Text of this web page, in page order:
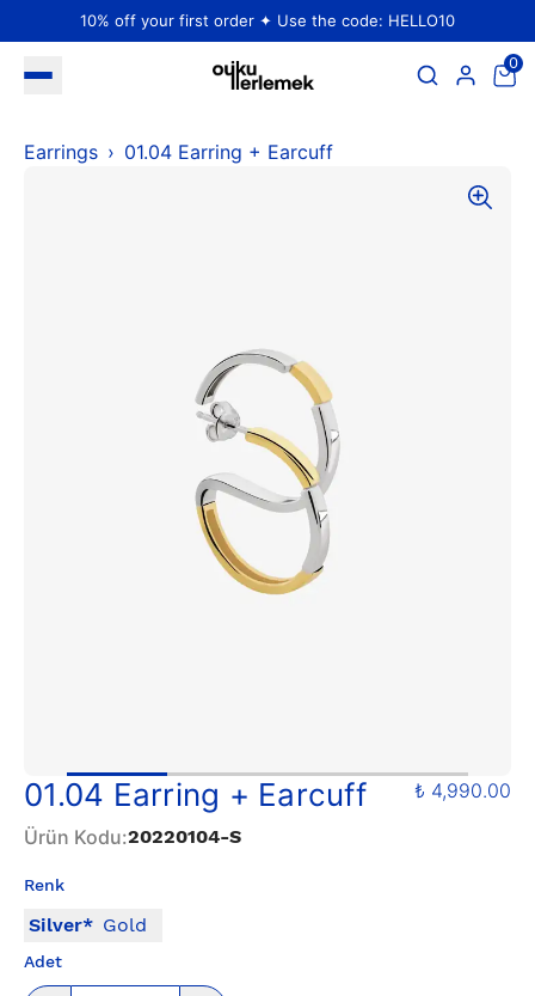
10% off your first order ✦ Use the code: HELLO10
0
Earrings 01.04 Earring + Earcuff
01.04 Earring + Earcuff
₺ 4,990.00
Ürün Kodu:20220104-S
Renk
Silver* Gold
Adet